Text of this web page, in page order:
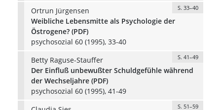
Ortrun Jürgensen
S. 33–40
Weibliche Lebensmitte als Psychologie der
Östrogene? (PDF)
psychosozial 60 (1995), 33-40
Betty Raguse-Stauffer
S. 41–49
Der Einfluß unbewußter Schuldgefühle während
der Wechseljahre (PDF)
psychosozial 60 (1995), 41-49
S. 51–59